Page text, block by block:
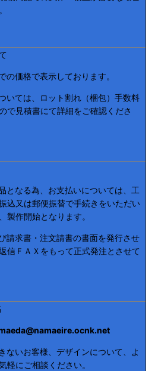
価格で表示しております。
いては、ロット割れ（梱包）手数料
で見積書にて詳細をご確認くださ
となる為、お支払いについては、工
込又は郵便振替で手続きをいただい
製作開始となります。
請求書・注文請書の書面を発行させ
信ＦＡＸをもって正式発注とさせて
ないお客様、デザインについて、よ
軽にご相談ください。